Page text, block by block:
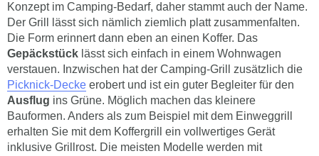
Konzept im Camping-Bedarf, daher stammt auch der Name.
Der Grill lässt sich nämlich ziemlich platt zusammenfalten.
Die Form erinnert dann eben an einen Koffer. Das
Gepäckstück lässt sich einfach in einem Wohnwagen
verstauen. Inzwischen hat der Camping-Grill zusätzlich die
Picknick-Decke erobert und ist ein guter Begleiter für den
Ausflug ins Grüne. Möglich machen das kleinere
Bauformen. Anders als zum Beispiel mit dem Einweggrill
erhalten Sie mit dem Koffergrill ein vollwertiges Gerät
inklusive Grillrost. Die meisten Modelle werden mit